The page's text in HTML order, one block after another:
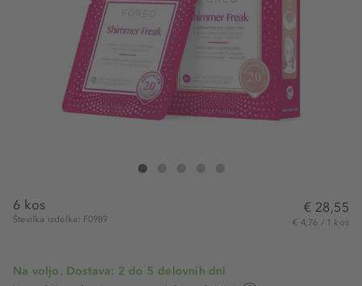
Foreo Foreo Ufo Mask Shimmer Freak
6 kos
Številka izdelka: F0989
€ 28,55
€ 4,76 / 1 kos
Na voljo. Dostava: 2 do 5 delovnih dni